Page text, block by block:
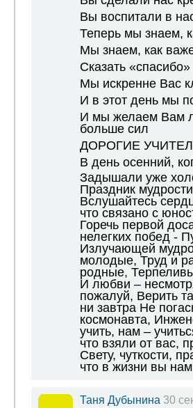
Вы воспитали в
Теперь мы знаем,
Мы знаем, как
Сказать
Мы искренне Вас
И в этот день мы
И мы желаем Вам
больше сил
ДОРОГИЕ
В день осенний,
Задышали уже
Праздник
Вслушайтесь
что связано с
Горечь первой
нелегких побед -
Излучающей
молодые, Труд и
родные,
И любви –
пожалуй, Верить
ни завтра Не
космонавта,
учить, нам –
что взяли от вас,
Свету, чуткости,
что в жизни вы
Таня Дубынина 30